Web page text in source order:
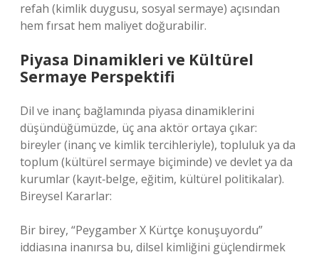
refah (kimlik duygusu, sosyal sermaye) açısından
hem fırsat hem maliyet doğurabilir.
Piyasa Dinamikleri ve Kültürel
Sermaye Perspektifi
Dil ve inanç bağlamında piyasa dinamiklerini
düşündüğümüzde, üç ana aktör ortaya çıkar:
bireyler (inanç ve kimlik tercihleriyle), topluluk ya da
toplum (kültürel sermaye biçiminde) ve devlet ya da
kurumlar (kayıt‑belge, eğitim, kültürel politikalar).
Bireysel Kararlar:
Bir birey, “Peygamber X Kürtçe konuşuyordu”
iddiasına inanırsa bu, dilsel kimliğini güçlendirmek